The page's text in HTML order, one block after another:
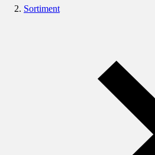
Sortiment